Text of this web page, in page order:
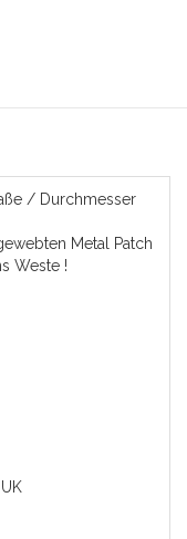
/ Durchmesser
Metal Patch
Weste !